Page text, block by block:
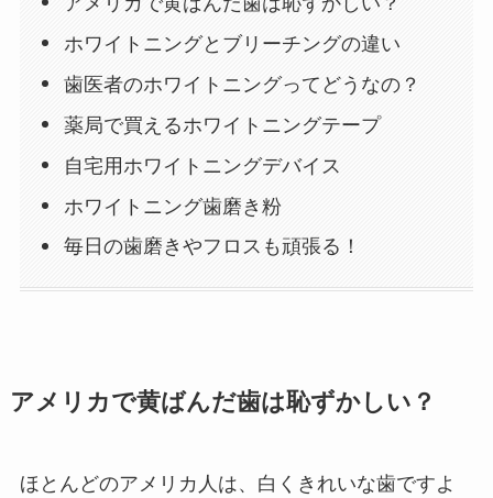
ホワイトニングとブリーチングの違い
歯医者のホワイトニングってどうなの？
薬局で買えるホワイトニングテープ
自宅用ホワイトニングデバイス
ホワイトニング歯磨き粉
毎日の歯磨きやフロスも頑張る！
アメリカで黄ばんだ歯は恥ずかしい？
ほとんどのアメリカ人は、白くきれいな歯ですよ